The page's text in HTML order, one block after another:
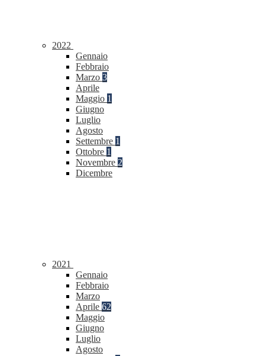
2022
Gennaio
Febbraio
Marzo 3
Aprile
Maggio 1
Giugno
Luglio
Agosto
Settembre 1
Ottobre 1
Novembre 2
Dicembre
2021
Gennaio
Febbraio
Marzo
Aprile 62
Maggio
Giugno
Luglio
Agosto